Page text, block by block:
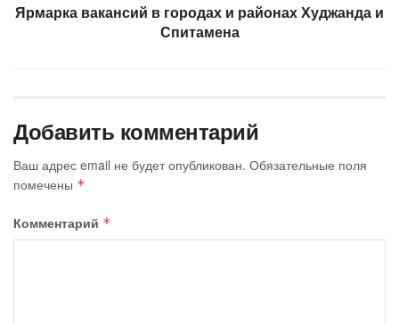
Ярмарка вакансий в городах и районах Худжанда и
Спитамена
Добавить комментарий
Ваш адрес email не будет опубликован. Обязательные поля
помечены *
Комментарий *